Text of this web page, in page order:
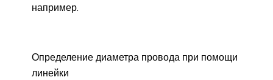
например.
Определение диаметра провода при помощи
линейки